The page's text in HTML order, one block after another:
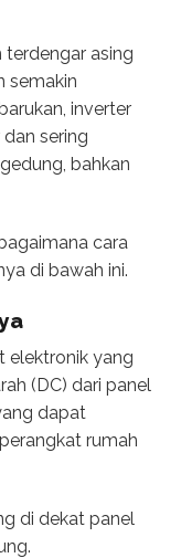
terdengar asing
semakin
inverter
sering
bahkan
cara
di bawah ini.
elektronik yang
(DC) dari panel
dapat
rumah
di dekat panel